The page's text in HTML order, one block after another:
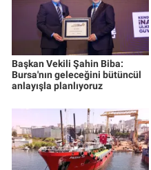
Başkan Vekili Şahin Biba:
Bursa'nın geleceğini bütüncül
anlayışla planlıyoruz